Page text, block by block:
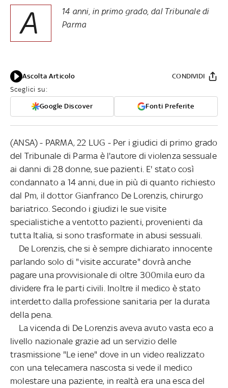
A
14 anni, in primo grado, dal Tribunale di
Parma
Ascolta Articolo
Sceglici su:
Google Discover Fonti Preferite
CONDIVIDI
(ANSA) - PARMA, 22 LUG - Per i giudici di primo grado
del Tribunale di Parma è l'autore di violenza sessuale
ai danni di 28 donne, sue pazienti. E' stato così
condannato a 14 anni, due in più di quanto richiesto
dal Pm, il dottor Gianfranco De Lorenzis, chirurgo
bariatrico. Secondo i giudizi le sue visite
specialistiche a ventotto pazienti, provenienti da
tutta Italia, si sono trasformate in abusi sessuali.
De Lorenzis, che si è sempre dichiarato innocente
parlando solo di "visite accurate" dovrà anche
pagare una provvisionale di oltre 300mila euro da
dividere fra le parti civili. Inoltre il medico è stato
interdetto dalla professione sanitaria per la durata
della pena.
La vicenda di De Lorenzis aveva avuto vasta eco a
livello nazionale grazie ad un servizio delle
trasmissione "Le iene" dove in un video realizzato
con una telecamera nascosta si vede il medico
molestare una paziente, in realtà era una esca del